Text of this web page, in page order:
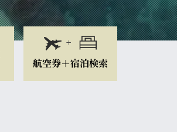
航空券＋宿泊検索